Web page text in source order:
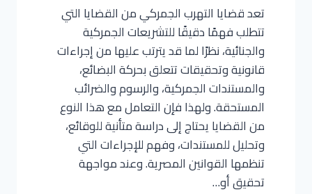
تعد قضايا التهرب الجمركي من القضايا التي
تتطلب فهمًا دقيقًا للتشريعات الجمركية
والجنائية، نظرًا لما قد يترتب عليها من إجراءات
قانونية وتحقيقات تتعلق بحركة البضائع،
والمستندات الجمركية، والرسوم والضرائب
المستحقة. ولهذا فإن التعامل مع هذا النوع
من القضايا يحتاج إلى دراسة متأنية للوقائع،
وتحليل للمستندات، وفهم للإجراءات التي
تنظمها القوانين المصرية. وعند مواجهة
تحقيق أو…